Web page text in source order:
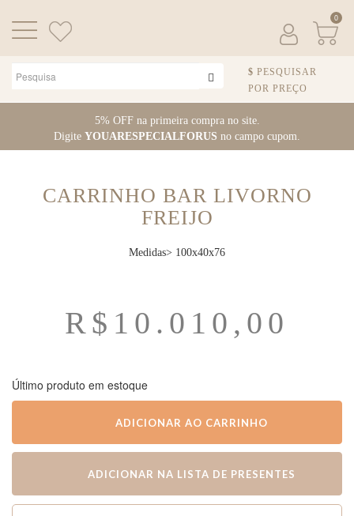
Pular para o conteúdo5% OFF na primeira compra no site.
Digite YOUARESPECIALFORUS no campo cupom.
0
PESQUISAR
POR PREÇO
CARRINHO BAR LIVORNO
FREIJO
Medidas> 100x40x76
R$ 10.010,00
Último produto em estoque
ADICIONAR AO CARRINHO
ADICIONAR NA LISTA DE PRESENTES